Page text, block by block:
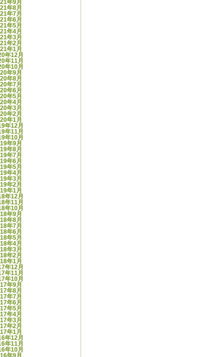
年9月
年8月
年7月
年6月
年5月
年4月
年3月
年2月
年1月
年12月
年11月
年10月
年9月
年8月
年7月
年6月
年5月
年4月
年3月
年2月
年1月
年12月
年11月
年10月
年9月
年8月
年7月
年6月
年5月
年4月
年3月
年2月
年1月
年12月
年11月
年10月
年9月
年8月
年7月
年6月
年5月
年4月
年3月
年2月
年1月
年12月
年11月
年10月
年9月
年8月
年7月
年6月
年5月
年4月
年3月
年2月
年1月
年12月
年11月
年10月
年9月